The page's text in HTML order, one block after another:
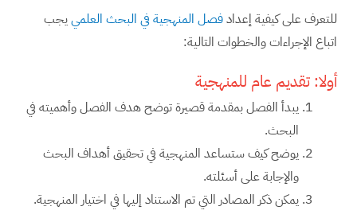
للتعرف على كيفية إعدادفصل المنهجية في البحث العلمييجب
اتباع الإجراءات والخطوات التالية:
أولا: تقديم عام للمنهجية
يبدأ الفصل بمقدمة قصيرة توضح هدف الفصل وأهميته في
البحث.
يوضح كيف ستساعد المنهجية في تحقيق أهداف البحث
والإجابة على أسئلته.
يمكن ذكر المصادر التي تم الاستناد إليها في اختيار المنهجية.